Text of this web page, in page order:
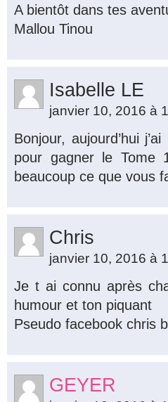
A bientôt dans tes
Mallou Tinou
Isabelle LE
janvier 10, 2016 à
Bonjour, aujourd’hui
pour gagner le Tome
beaucoup ce que vous
Chris
janvier 10, 2016 à
Je t ai connu après
humour et ton piquant
Pseudo facebook chris
GEYER